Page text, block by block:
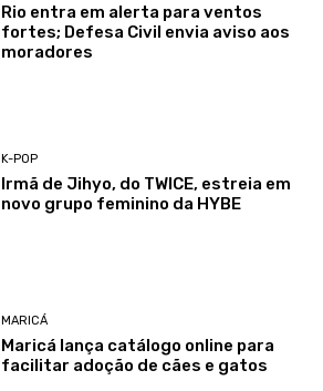
Rio entra em alerta para ventos
fortes; Defesa Civil envia aviso aos
moradores
K-POP
Irmã de Jihyo, do TWICE, estreia em
novo grupo feminino da HYBE
MARICÁ
Maricá lança catálogo online para
facilitar adoção de cães e gatos